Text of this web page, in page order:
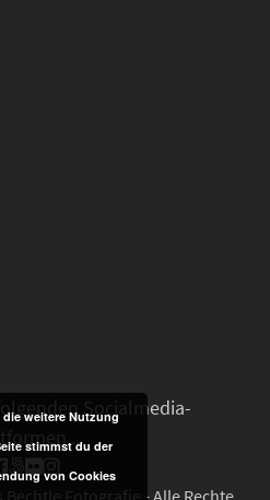
Socialmedia-
...
Fotografie - Alle Rechte
die weitere Nutzung
stimmst du der
von Cookies